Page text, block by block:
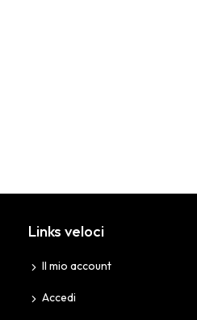
Links veloci
Il mio account
Accedi